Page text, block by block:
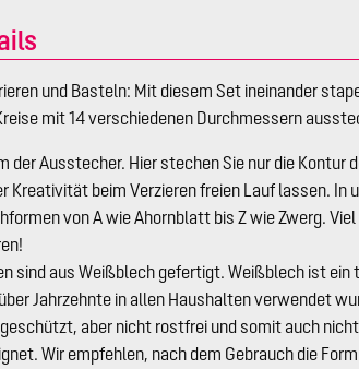
und Basteln: Mit diesem Set ineinander
mit 14 verschiedenen Durchmessern
der Ausstecher. Hier stechen Sie nur die Kontur
Kreativität beim Verzieren freien Lauf lassen. In
von A wie Ahornblatt bis Z wie Zwerg.
sind aus Weißblech gefertigt. Weißblech ist ein
Jahrzehnte in allen Haushalten verwendet
aber nicht rostfrei und somit auch
Wir empfehlen, nach dem Gebrauch die